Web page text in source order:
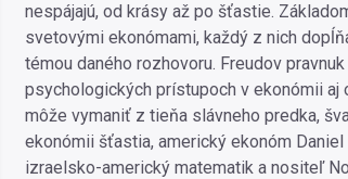
nespájajú, od krásy až po šťastie.
svetovými ekonómami, každý z nich
témou daného rozhovoru. Freudov
psychologických prístupoch v ekonómii aj
môže vymaniť z tieňa slávneho predka,
ekonómii šťastia, americký ekonóm
izraelsko-americký matematik a nositeľ